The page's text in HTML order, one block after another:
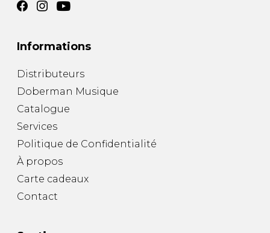
Informations
Distributeurs
Doberman Musique
Catalogue
Services
Politique de Confidentialité
À propos
Carte cadeaux
Contact